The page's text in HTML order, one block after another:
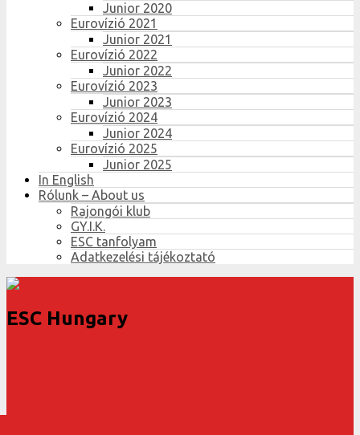
Junior 2020
Eurovízió 2021
Junior 2021
Eurovízió 2022
Junior 2022
Eurovízió 2023
Junior 2023
Eurovízió 2024
Junior 2024
Eurovízió 2025
Junior 2025
In English
Rólunk – About us
Rajongói klub
GY.I.K.
ESC tanfolyam
Adatkezelési tájékoztató
ESC Hungary